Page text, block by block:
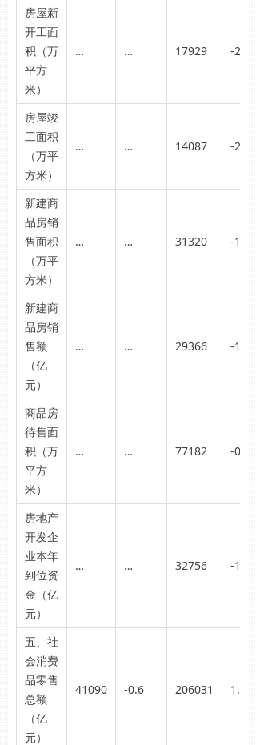
房屋新
开工面
积（万
平方
米）
… … 17929 -22.6
房屋竣
工面积
（万平
方米）
… … 14087 -23.4
新建商
品房销
售面积
（万平
方米）
… … 31320 -10.8
新建商
品房销
售额
（亿
元）
… … 29366 -13.5
商品房
待售面
积（万
平方
米）
… … 77182 -0.4
房地产
开发企
业本年
到位资
金（亿
元）
… … 32756 -19.0
五、社
会消费
品零售
总额
（亿
元）
41090 -0.6 206031 1.4